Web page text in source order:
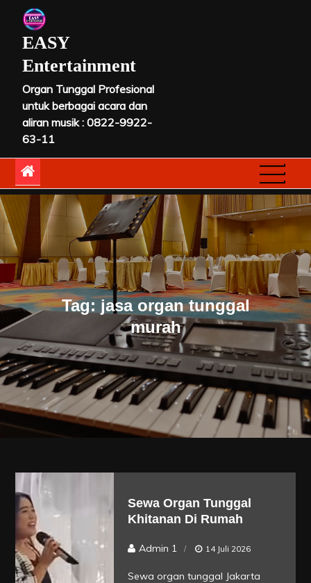
contentEASY
Entertainment
Organ Tunggal Profesional
untuk berbagai acara dan
aliran musik : 0822-9922-
63-11
Tag: jasa organ tunggal
murah
Sewa Organ Tunggal
Khitanan Di Rumah
Admin 1 14 Juli 2026
Sewa organ tunggal Jakarta